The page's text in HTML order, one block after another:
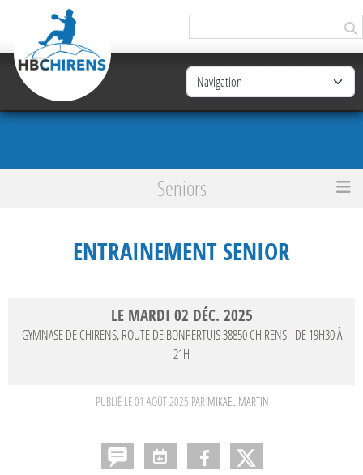
Seniors
Entrainement Senior
ENTRAINEMENT SENIOR
LE MARDI 02 DÉC. 2025
GYMNASE DE CHIRENS, ROUTE DE BONPERTUIS38850 CHIRENS- DE 19H30 À
21H
PUBLIÉ LE01 AOÛT 2025 PAR MIKAËL MARTIN
Panneau de gestion des cookies